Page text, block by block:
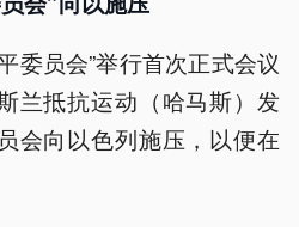
委员会”举行首次正式会议
兰抵抗运动（哈马斯）发
会向以色列施压，以便在